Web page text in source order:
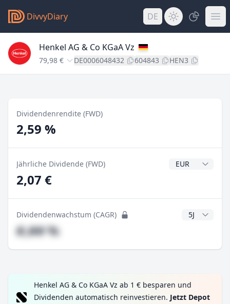
DivvyDiary DE
Henkel AG & Co KGaA Vz
79,98 € DE0006048432 604843 HEN3
Dividendenrendite (FWD)
2,59 %
Jährliche Dividende (FWD)
2,07 €
Dividendenwachstum (CAGR) CAGR Jahre
#,## %
Henkel AG & Co KGaA Vz ab 1 € besparen und
Dividenden automatisch reinvestieren. Jetzt Depot